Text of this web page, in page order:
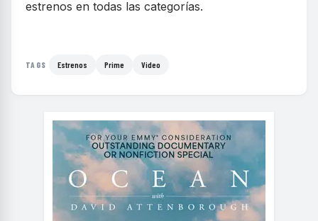
estrenos en todas las categorías.
TAGS Estrenos Prime Video